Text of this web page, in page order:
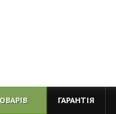
ГАРАНТІЯ